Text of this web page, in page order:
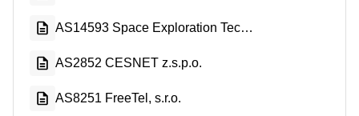
AS14593 Space Exploration Technologies Corporation
AS2852 CESNET z.s.p.o.
AS8251 FreeTel, s.r.o.